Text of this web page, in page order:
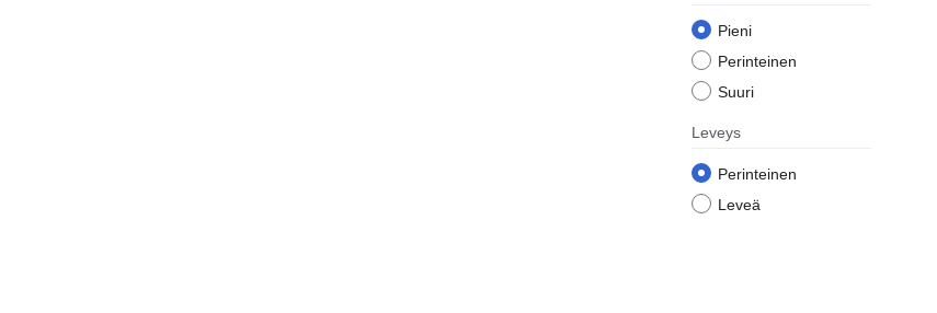
Pieni
Perinteinen
Suuri
Leveys
Perinteinen
Leveä